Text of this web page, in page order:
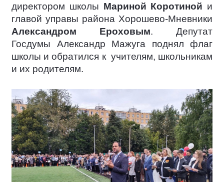
директором школы Мариной Коротиной и
главой управы района Хорошево-Мневники
Александром Ероховым. Депутат
Госдумы Александр Мажуга поднял флаг
школы и обратился к учителям, школьникам
и их родителям.